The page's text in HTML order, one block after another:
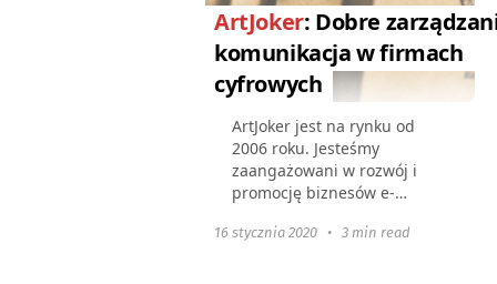
ArtJoker: Dobre
komunikacja w firmach
cyfrowych
ArtJoker jest na rynku od
2006 roku. Jesteśmy
zaangażowani w rozwój i
promocję biznesów e-
firmy takie jak Mitsui Group,
16 stycznia 2020 • 3 min read